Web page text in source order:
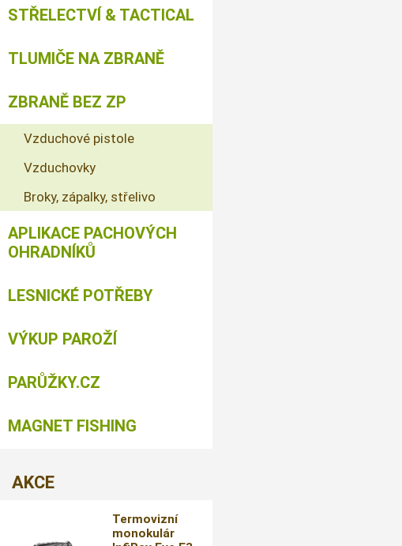
STŘELECTVÍ & TACTICAL
TLUMIČE NA ZBRANĚ
ZBRANĚ BEZ ZP
Vzduchové pistole
Vzduchovky
Broky, zápalky, střelivo
APLIKACE PACHOVÝCH
OHRADNÍKŮ
LESNICKÉ POTŘEBY
VÝKUP PAROŽÍ
PARŮŽKY.CZ
MAGNET FISHING
AKCE
Termovizní
monokulár